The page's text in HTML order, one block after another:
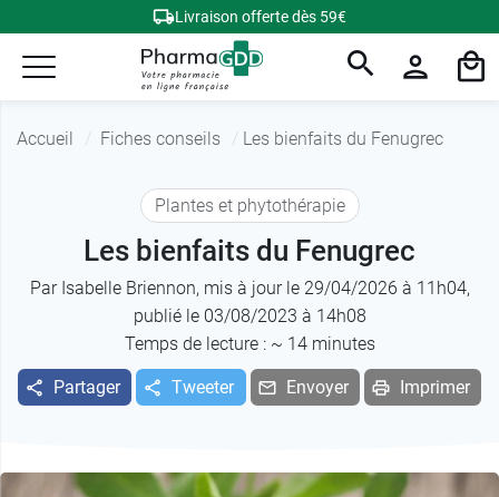
Livraison offerte dès 59€
Accueil Fiches conseils Les bienfaits du Fenugrec
Plantes et phytothérapie
Les bienfaits du Fenugrec
Par Isabelle Briennon, mis à jour le 29/04/2026 à 11h04,
publié le 03/08/2023 à 14h08
Temps de lecture : ~ 14minutes
Partager Tweeter Envoyer Imprimer